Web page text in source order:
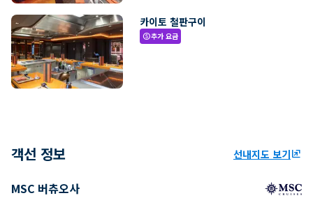
카이토 철판구이
paid추가 요금
객선 정보 선내지도 보기ungroup
MSC 버츄오사